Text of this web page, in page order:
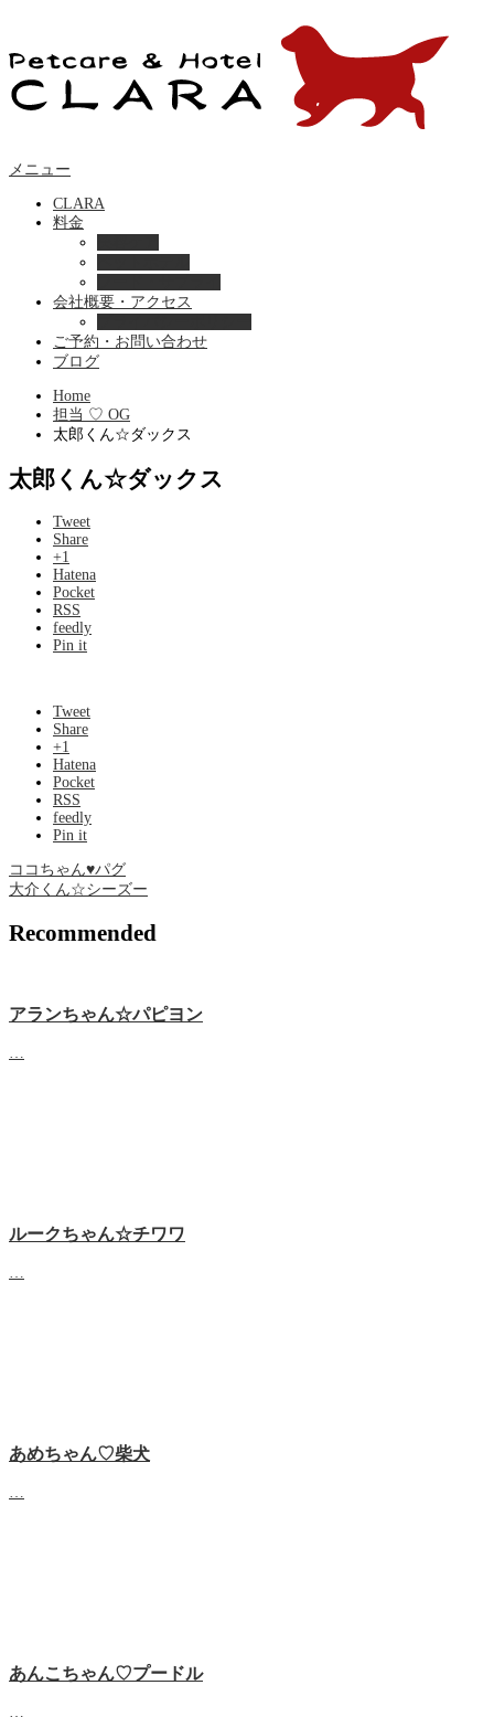
メニュー
CLARA
料金
会社概要・アクセス
ご予約・お問い合わせ
ブログ
Home
担当 ♡ OG
太郎くん☆ダックス
太郎くん☆ダックス
Tweet
Share
+1
Hatena
Pocket
RSS
feedly
Pin it
Tweet
Share
+1
Hatena
Pocket
RSS
feedly
Pin it
ココちゃん♥パグ
大介くん☆シーズー
Recommended
アランちゃん☆パピヨン
ルークちゃん☆チワワ
あめちゃん♡‬柴犬
あんこちゃん♡‬プードル